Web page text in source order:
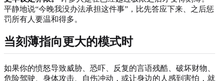
平静地说“今晚我没办法承担这件事”，比先答应下来、之后惩
罚所有人要温和得多。
当刻薄指向更大的模式时
如果你的愤怒导致威胁、恐吓、反复的言语残酷、破坏财物、
危险驾驶、身体攻击、自伤冲动，或让身边的人感到害怕，就